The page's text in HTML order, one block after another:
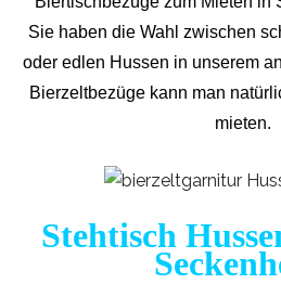
Sie haben die Wahl zwischen
oder edlen Hussen in unserem
Bierzeltbezüge kann man
mieten.
Stehtisch